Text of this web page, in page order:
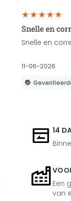
Snelle en
Snelle en
11-06-2026
14
Een
van